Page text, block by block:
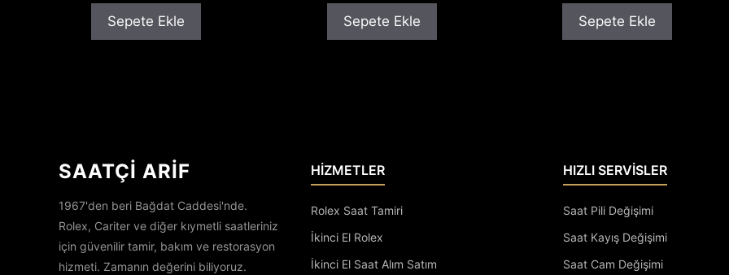
₺300,00.fiyat:
Sepete Ekle
₺500,00.fiyat:
Sepete Ekle Sepete Ekle
SAATÇİ ARİF
1967'den beri Bağdat Caddesi'nde.
Rolex, Cariter ve diğer kıymetli saatleriniz
için güvenilir tamir, bakım ve restorasyon
hizmeti. Zamanın değerini biliyoruz.
HİZMETLER
Rolex Saat Tamiri
İkinci El Rolex
İkinci El Saat Alım Satım
HIZLI SERVİSLER
Saat Pili Değişimi
Saat Kayış Değişimi
Saat Cam Değişimi